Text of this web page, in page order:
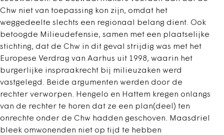
Chw niet van toepassing kon zijn, omdat het
weggedeelte slechts een regionaal belang dient. Ook
betoogde Milieudefensie, samen met een plaatselijke
stichting, dat de Chw in dit geval strijdig was met het
Europese Verdrag van Aarhus uit 1998, waarin het
burgerlijke inspraakrecht bij milieuzaken werd
vastgelegd. Beide argumenten werden door de
rechter verworpen. Hengelo en Hattem kregen onlangs
van de rechter te horen dat ze een plan(deel) ten
onrechte onder de Chw hadden geschoven. Maasdriel
bleek omwonenden niet op tijd te hebben